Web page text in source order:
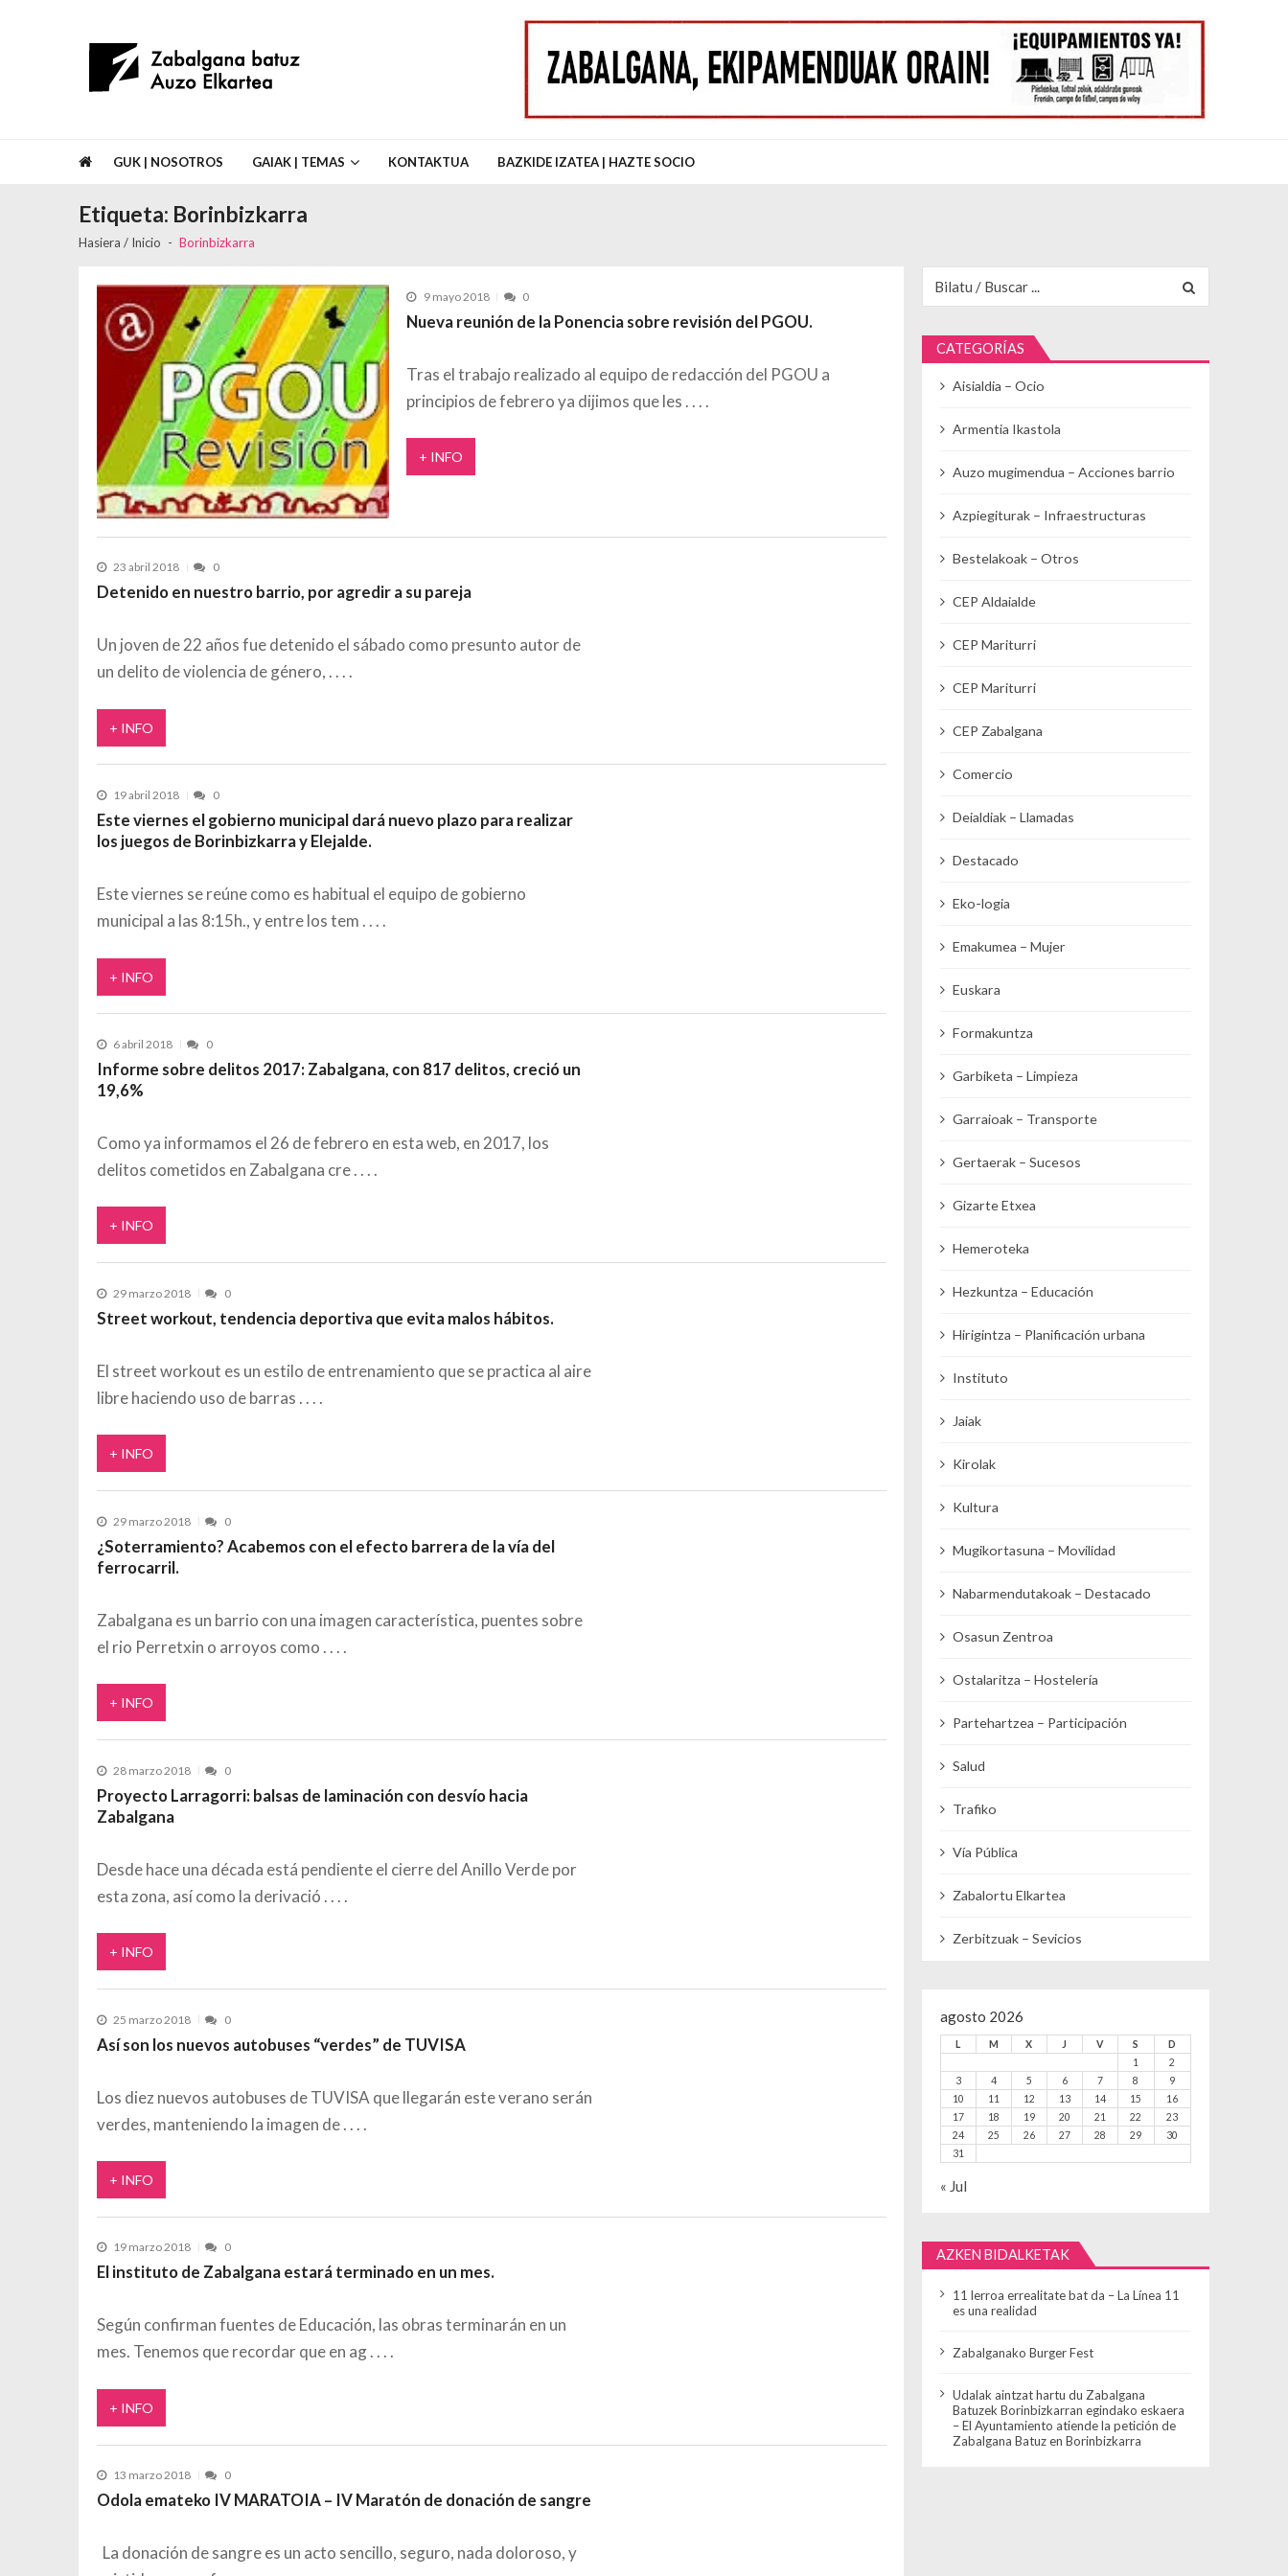
Asociación de Vecinos Zabalgana Batuz Auzo Elkartea
GUK | NOSOTROS GAIAK | TEMAS KONTAKTUA BAZKIDE IZATEA | HAZTE SOCIO
Etiqueta: Borinbizkarra
Hasiera / Inicio Borinbizkarra
9 mayo 2018 0
Nueva reunión de la Ponencia sobre revisión del PGOU.
Tras el trabajo realizado al equipo de redacción del PGOU a
principios de febrero ya dijimos que les
+ INFO
23 abril 2018 0
Detenido en nuestro barrio, por agredir a su pareja
Un joven de 22 años fue detenido el sábado como presunto autor de
un delito de violencia de género,
+ INFO
19 abril 2018 0
Este viernes el gobierno municipal dará nuevo plazo para realizar
los juegos de Borinbizkarra y Elejalde.
Este viernes se reúne como es habitual el equipo de gobierno
municipal a las 8:15h., y entre los tem
+ INFO
6 abril 2018 0
Informe sobre delitos 2017: Zabalgana, con 817 delitos, creció un
19,6%
Como ya informamos el 26 de febrero en esta web, en 2017, los
delitos cometidos en Zabalgana cre
+ INFO
29 marzo 2018 0
Street workout, tendencia deportiva que evita malos hábitos.
El street workout es un estilo de entrenamiento que se practica al aire
libre haciendo uso de barras
+ INFO
29 marzo 2018 0
¿Soterramiento? Acabemos con el efecto barrera de la vía del
ferrocarril.
Zabalgana es un barrio con una imagen característica, puentes sobre
el rio Perretxin o arroyos como
+ INFO
28 marzo 2018 0
Proyecto Larragorri: balsas de laminación con desvío hacia
Zabalgana
Desde hace una década está pendiente el cierre del Anillo Verde por
esta zona, así como la derivació
+ INFO
25 marzo 2018 0
Así son los nuevos autobuses “verdes” de TUVISA
Los diez nuevos autobuses de TUVISA que llegarán este verano serán
verdes, manteniendo la imagen de
+ INFO
19 marzo 2018 0
El instituto de Zabalgana estará terminado en un mes.
Según confirman fuentes de Educación, las obras terminarán en un
mes. Tenemos que recordar que en ag
+ INFO
13 marzo 2018 0
Odola emateko IV MARATOIA – IV Maratón de donación de sangre
La donación de sangre es un acto sencillo, seguro, nada doloroso, y
CATEGORÍAS
Aisialdia – Ocio
Armentia Ikastola
Auzo mugimendua – Acciones barrio
Azpiegiturak – Infraestructuras
Bestelakoak – Otros
CEP Aldaialde
CEP Mariturri
CEP Mariturri
CEP Zabalgana
Comercio
Deialdiak – Llamadas
Destacado
Eko-logia
Emakumea – Mujer
Euskara
Formakuntza
Garbiketa – Limpieza
Garraioak – Transporte
Gertaerak – Sucesos
Gizarte Etxea
Hemeroteka
Hezkuntza – Educación
Hirigintza – Planificación urbana
Instituto
Jaiak
Kirolak
Kultura
Mugikortasuna – Movilidad
Nabarmendutakoak – Destacado
Osasun Zentroa
Ostalaritza – Hostelería
Partehartzea – Participación
Salud
Trafiko
Vía Pública
Zabalortu Elkartea
Zerbitzuak – Sevicios
agosto 2026
L M X J V S
D
1
2
3
4 5 6 7 8
9
10
11 12 13 14 15
16
17
18 19 20 21 22
23
24
25 26 27 28 29
30
31
« Jul
AZKEN BIDALKETAK
11 lerroa errealitate bat da – La Línea 11
es una realidad
Zabalganako Burger Fest
Udalak aintzat hartu du Zabalgana
Batuzek Borinbizkarran egindako eskaera
– El Ayuntamiento atiende la petición de
Zabalgana Batuz en Borinbizkarra